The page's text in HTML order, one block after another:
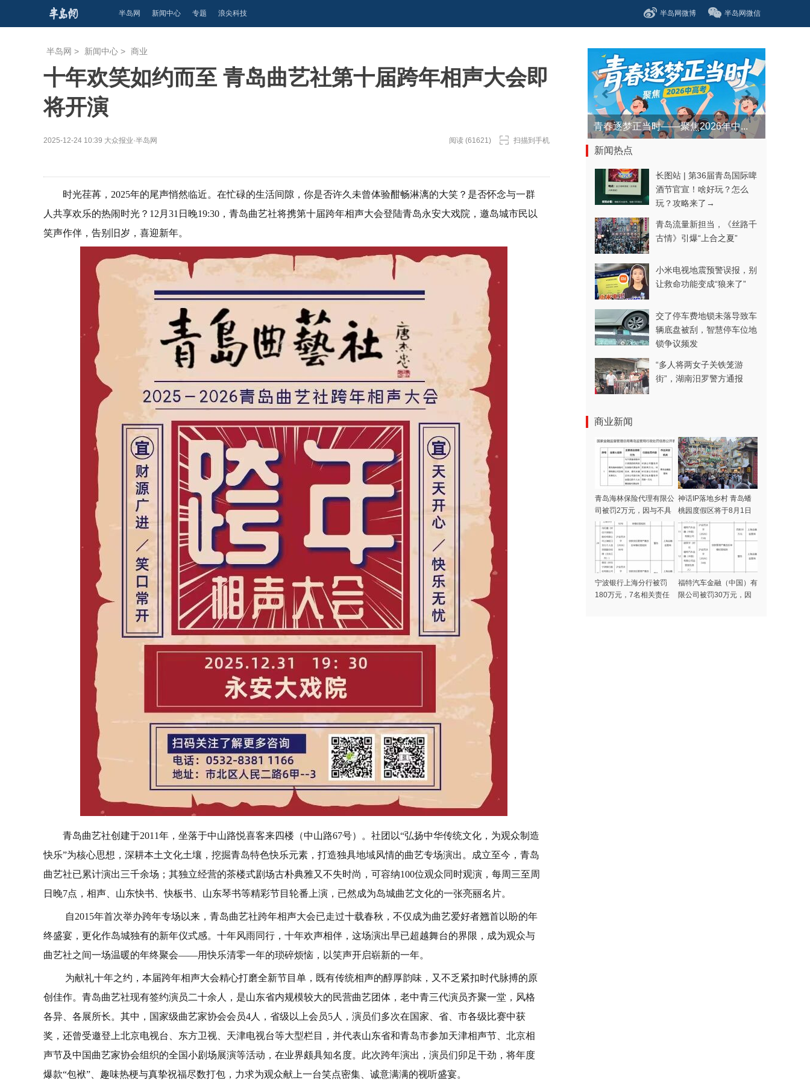
半岛网 新闻中心 专题 浪尖科技 半岛网微博 半岛网微信
半岛网 > 新闻中心 > 商业
十年欢笑如约而至 青岛曲艺社第十届跨年相声大会即
将开演
2025-12-24 10:39 大众报业·半岛网 阅读 (61621) 扫描到手机
时光荏苒，2025年的尾声悄然临近。在忙碌的生活间隙，你是否许久未曾体验酣畅淋漓的大笑？是否怀念与一群
人共享欢乐的热闹时光？12月31日晚19:30，青岛曲艺社将携第十届跨年相声大会登陆青岛永安大戏院，邀岛城市民以
笑声作伴，告别旧岁，喜迎新年。
青岛曲艺社创建于2011年，坐落于中山路悦喜客来四楼（中山路67号）。社团以“弘扬中华传统文化，为观众制造
快乐”为核心思想，深耕本土文化土壤，挖掘青岛特色快乐元素，打造独具地域风情的曲艺专场演出。成立至今，青岛
曲艺社已累计演出三千余场；其独立经营的茶楼式剧场古朴典雅又不失时尚，可容纳100位观众同时观演，每周三至周
日晚7点，相声、山东快书、快板书、山东琴书等精彩节目轮番上演，已然成为岛城曲艺文化的一张亮丽名片。
自2015年首次举办跨年专场以来，青岛曲艺社跨年相声大会已走过十载春秋，不仅成为曲艺爱好者翘首以盼的年
终盛宴，更化作岛城独有的新年仪式感。十年风雨同行，十年欢声相伴，这场演出早已超越舞台的界限，成为观众与
曲艺社之间一场温暖的年终聚会——用快乐清零一年的琐碎烦恼，以笑声开启崭新的一年。
为献礼十年之约，本届跨年相声大会精心打磨全新节目单，既有传统相声的醇厚韵味，又不乏紧扣时代脉搏的原
创佳作。青岛曲艺社现有签约演员二十余人，是山东省内规模较大的民营曲艺团体，老中青三代演员齐聚一堂，风格
各异、各展所长。其中，国家级曲艺家协会会员4人，省级以上会员5人，演员们多次在国家、省、市各级比赛中获
奖，还曾受邀登上北京电视台、东方卫视、天津电视台等大型栏目，并代表山东省和青岛市参加天津相声节、北京相
声节及中国曲艺家协会组织的全国小剧场展演等活动，在业界颇具知名度。此次跨年演出，演员们卯足干劲，将年度
爆款“包袱”、趣味热梗与真挚祝福尽数打包，力求为观众献上一台笑点密集、诚意满满的视听盛宴。
青春逐梦正当时——聚焦2026年中...
新闻热点
长图站 | 第36届青岛国际啤
酒节官宣！啥好玩？怎么
玩？攻略来了→
青岛流量新担当，《丝路千
古情》引爆“上合之夏”
小米电视地震预警误报，别
让救命功能变成“狼来了”
交了停车费地锁未落导致车
辆底盘被刮，智慧停车位地
锁争议频发
“多人将两女子关铁笼游
街”，湖南汨罗警方通报
商业新闻
青岛海林保险代理有限公
司被罚2万元，因与不具
备保险中介资质的机构发
生保险代理业务往来等
神话IP落地乡村 青岛蟠
桃园度假区将于8月1日
开门迎客
宁波银行上海分行被罚
180万元，7名相关责任
福特汽车金融（中国）有
限公司被罚30万元，因